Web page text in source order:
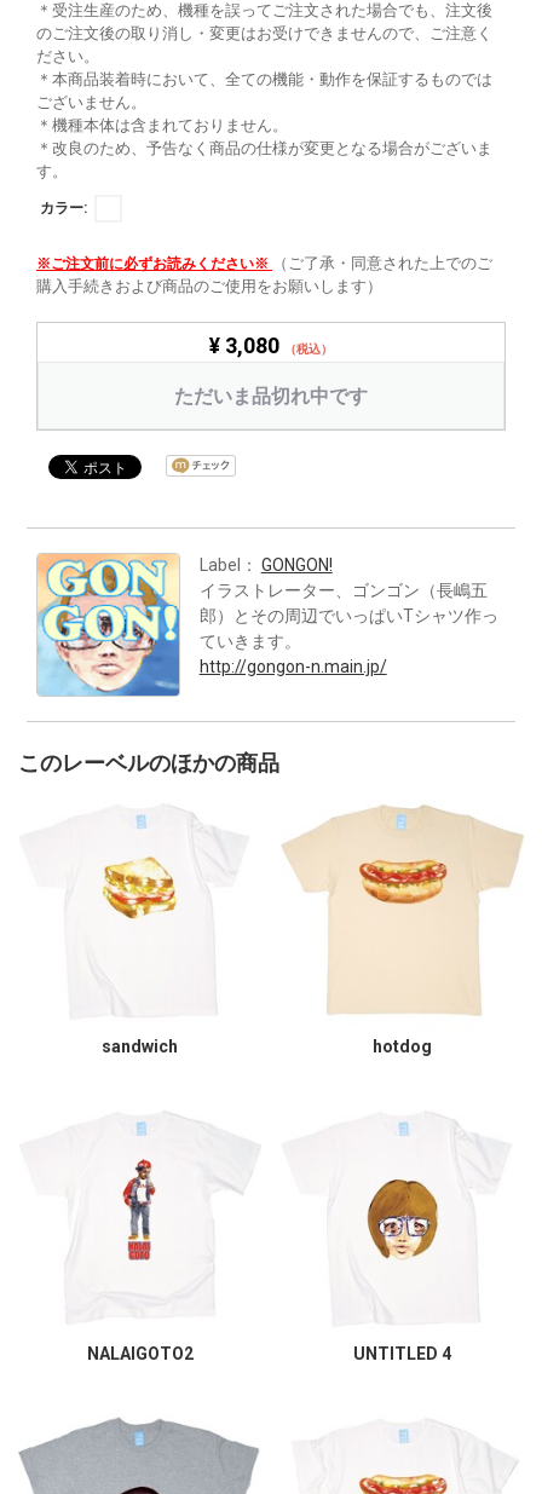
＊受注生産のため、機種を誤ってご注文された場合でも、注文後
のご注文後の取り消し・変更はお受けできませんので、ご注意く
ださい。
＊本商品装着時において、全ての機能・動作を保証するものでは
ございません。
＊機種本体は含まれておりません。
＊改良のため、予告なく商品の仕様が変更となる場合がございま
す。
カラー:
※ご注文前に必ずお読みください※
（ご了承・同意された上でのご
購入手続きおよび商品のご使用をお願いします）
¥ 3,080 （税込）
ただいま品切れ中です
Label： GONGON!
イラストレーター、ゴンゴン（長嶋五
郎）とその周辺でいっぱいTシャツ作っ
ていきます。
http://gongon-n.main.jp/
このレーベルのほかの商品
sandwich hotdog
NALAIGOTO2 UNTITLED 4